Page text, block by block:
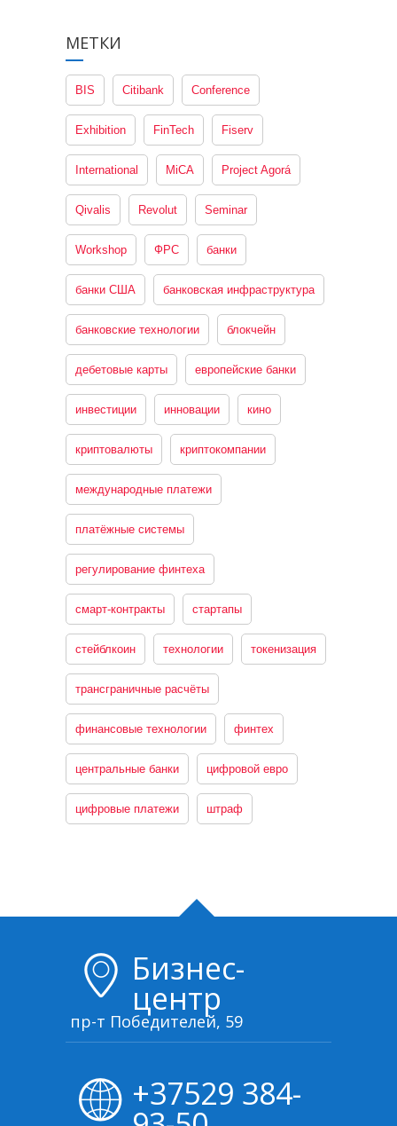
МЕТКИ
BIS Citibank Conference
Exhibition FinTech Fiserv
International MiCA Project Agorá
Qivalis Revolut Seminar
Workshop ФРС банки
банки США банковская инфраструктура
банковские технологии блокчейн
дебетовые карты европейские банки
инвестиции инновации кино
криптовалюты криптокомпании
международные платежи
платёжные системы
регулирование финтеха
смарт-контракты стартапы
стейблкоин технологии токенизация
трансграничные расчёты
финансовые технологии финтех
центральные банки цифровой евро
цифровые платежи штраф
Бизнес-
центр
пр-т Победителей, 59
+37529 384-